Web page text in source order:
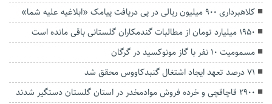
کلاهبرداری ۹۰۰ میلیون ریالی در پی دریافت پیامک «ابلاغیه علیه شما»
۱۹۵۰ میلیارد تومان از مطالبات گندمکاران گلستانی باقی مانده است
مسمومیت ۱۰ نفر با گاز مونوکسید در گرگان
۷۱ درصد تعهد ایجاد اشتغال گنبدکاووس محقق شد
۲۹۰۰ قاچاقچی و خرده فروش موادمخدر در استان گلستان دستگیر شدند